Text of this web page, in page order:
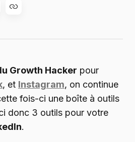
Growth Hacker pour
, et Instagram, on continue
fois-ci une boîte à outils
donc 3 outils pour votre
.